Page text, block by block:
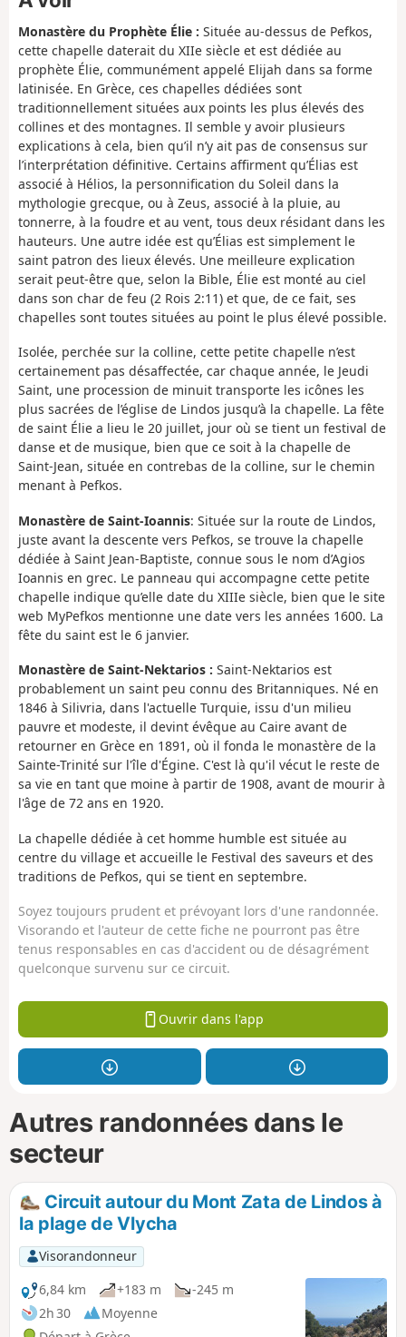
Monastère du Prophète Élie : Située au-dessus de Pefkos,
cette chapelle daterait du XIIe siècle et est dédiée au
prophète Élie, communément appelé Elijah dans sa forme
latinisée. En Grèce, ces chapelles dédiées sont
traditionnellement situées aux points les plus élevés des
collines et des montagnes. Il semble y avoir plusieurs
explications à cela, bien qu’il n’y ait pas de consensus sur
l’interprétation définitive. Certains affirment qu’Élias est
associé à Hélios, la personnification du Soleil dans la
mythologie grecque, ou à Zeus, associé à la pluie, au
tonnerre, à la foudre et au vent, tous deux résidant dans les
hauteurs. Une autre idée est qu’Élias est simplement le
saint patron des lieux élevés. Une meilleure explication
serait peut-être que, selon la Bible, Élie est monté au ciel
dans son char de feu (2 Rois 2:11) et que, de ce fait, ses
chapelles sont toutes situées au point le plus élevé possible.
Isolée, perchée sur la colline, cette petite chapelle n’est
certainement pas désaffectée, car chaque année, le Jeudi
Saint, une procession de minuit transporte les icônes les
plus sacrées de l’église de Lindos jusqu’à la chapelle. La fête
de saint Élie a lieu le 20 juillet, jour où se tient un festival de
danse et de musique, bien que ce soit à la chapelle de
Saint-Jean, située en contrebas de la colline, sur le chemin
menant à Pefkos.
Monastère de Saint-Ioannis: Située sur la route de Lindos,
juste avant la descente vers Pefkos, se trouve la chapelle
dédiée à Saint Jean-Baptiste, connue sous le nom d’Agios
Ioannis en grec. Le panneau qui accompagne cette petite
chapelle indique qu’elle date du XIIIe siècle, bien que le site
web MyPefkos mentionne une date vers les années 1600. La
fête du saint est le 6 janvier.
Monastère de Saint-Nektarios : Saint-Nektarios est
probablement un saint peu connu des Britanniques. Né en
1846 à Silivria, dans l'actuelle Turquie, issu d'un milieu
pauvre et modeste, il devint évêque au Caire avant de
retourner en Grèce en 1891, où il fonda le monastère de la
Sainte-Trinité sur l'île d'Égine. C'est là qu'il vécut le reste de
sa vie en tant que moine à partir de 1908, avant de mourir à
l'âge de 72 ans en 1920.
La chapelle dédiée à cet homme humble est située au
centre du village et accueille le Festival des saveurs et des
traditions de Pefkos, qui se tient en septembre.
Soyez toujours prudent et prévoyant lors d'une randonnée.
Visorando et l'auteur de cette fiche ne pourront pas être
tenus responsables en cas d'accident ou de désagrément
quelconque survenu sur ce circuit.
Ouvrir dans l'app
Autres randonnées dans le
secteur
Circuit autour du Mont Zata de Lindos à
la plage de Vlycha
Visorandonneur
6,84 km
+183 m
-245 m
2h 30
Moyenne